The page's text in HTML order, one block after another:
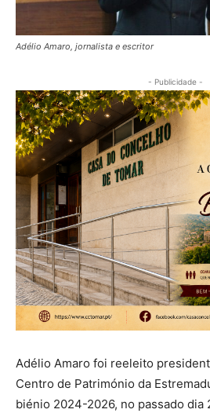
Adélio Amaro, jornalista e escritor
- Publicidade -
Adélio Amaro foi reeleito
Centro de Património da
biénio 2024-2026, no passado dia